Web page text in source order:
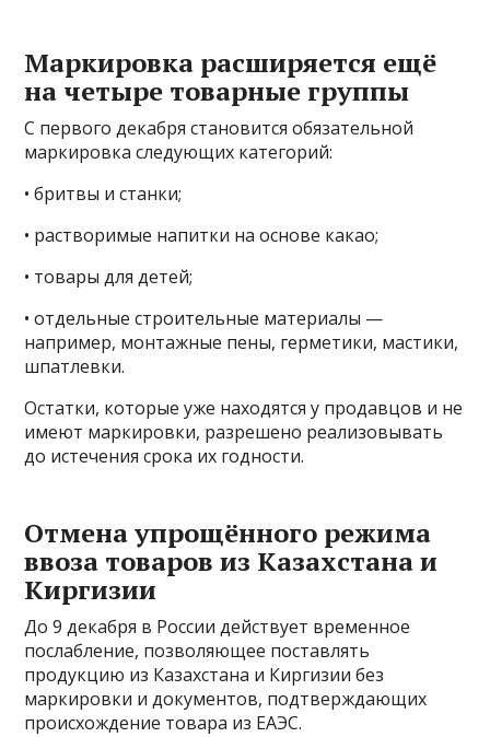
Маркировка расширяется ещё
на четыре товарные группы
С первого декабря становится обязательной
маркировка следующих категорий:
• бритвы и станки;
• растворимые напитки на основе какао;
• товары для детей;
• отдельные строительные материалы —
например, монтажные пены, герметики, мастики,
шпатлевки.
Остатки, которые уже находятся у продавцов и не
имеют маркировки, разрешено реализовывать
до истечения срока их годности.
Отмена упрощённого режима
ввоза товаров из Казахстана и
Киргизии
До 9 декабря в России действует временное
послабление, позволяющее поставлять
продукцию из Казахстана и Киргизии без
маркировки и документов, подтверждающих
происхождение товара из ЕАЭС.